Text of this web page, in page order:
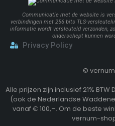
Communicatie met de website is
verbindingen met 256 bits TLS-
informatie wordt versleuteld verzonden,
onderschept kunnen
Privacy Policy
©
Alle prijzen zijn inclusief 21%
(ook de Nederlandse
vanaf € 100,–. Om de beste
vernum-